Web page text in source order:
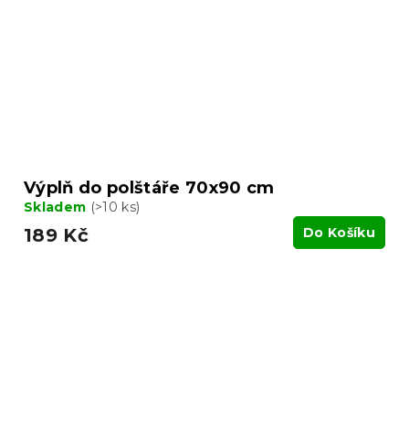
Výplň do polštáře 70x90 cm
Skladem (>10 ks)
189 Kč Do Košíku